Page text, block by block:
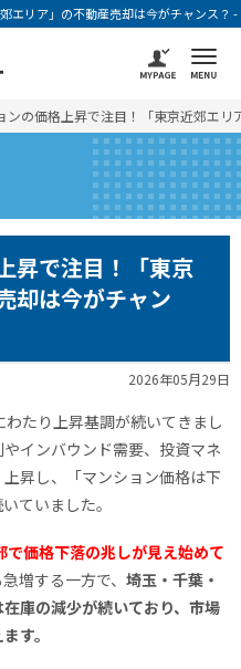
エリア」の不動産売却は今がチャンス？
ンの価格上昇で注目！「東京近郊エ
昇で注目！「東京
却は今がチャン
2026年05月29日
たり上昇基調が続いてきまし
インバウンド需要、投資マネ
昇し、「マンション価格は下
ていました。
価格下落の兆しが見え始めて
増する一方で、 埼玉・千葉・
庫の減少が続いており、市場
す。